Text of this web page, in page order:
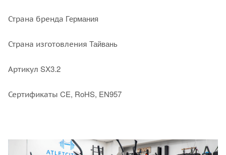
Страна бренда Германия
Страна изготовления Тайвань
Артикул SX3.2
Сертификаты CE, RoHS, EN957